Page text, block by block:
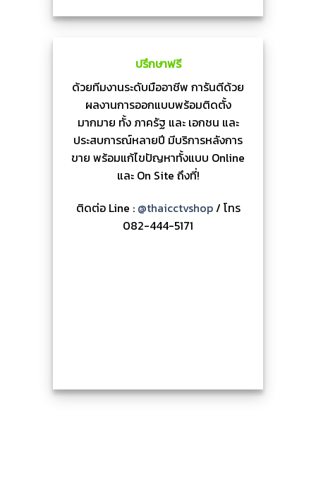
ปรึกษาฟรี
ด้วยทีมงานระดับมืออาชีพ การันตีด้วย
ผลงานการออกแบบพร้อมติดตั้ง
มากมาย ทั้ง ภาครัฐ และ เอกชน และ
ประสบการณ์หลายปี มีบริการหลังการ
ขาย พร้อมแก้ไขปัญหาทั้งแบบ Online
และ On Site ถึงที่!
ติดต่อ Line : @thaicctvshop/ โทร
082-444-5171